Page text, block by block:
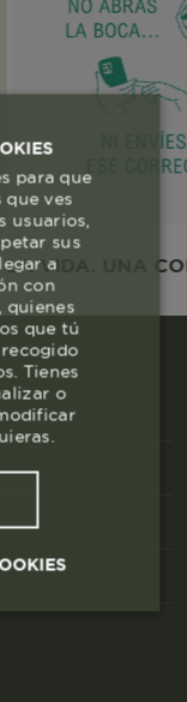
UNA
para que
ves
usuarios,
sus
a
con
quienes
que tú
Tienes
o